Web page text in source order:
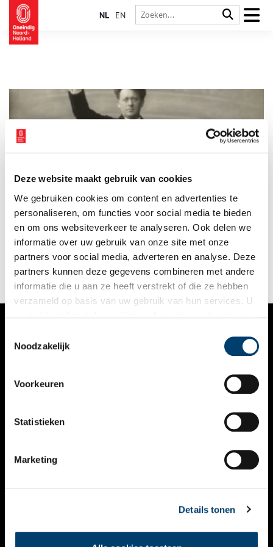
Deze website maakt gebruik van cookies
We gebruiken cookies om content en advertenties te
personaliseren, om functies voor social media te bieden
en om ons websiteverkeer te analyseren. Ook delen we
informatie over uw gebruik van onze site met onze
partners voor social media, adverteren en analyse. Deze
partners kunnen deze gegevens combineren met andere
informatie die u aan ze heeft verstrekt of die ze hebben
verzameld op basis van uw gebruik van hun services. U
Noodzakelijk
Voorkeuren
Statistieken
Marketing
Details tonen
NL EN
Sinds 1899 wordt Bachs beroemde Matthäus Passion jaarlijks
in het Concertgebouw uitgevoerd door het Amsterdamse
Toonkunstkoor. Die traditie begon bij de beroemde – en
beruchte – dirigent Willem Mengelberg.
VERHALEN
KALENDER
THEMA’S
VIDEO’S
CONTACT